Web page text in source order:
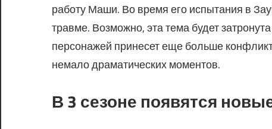
работу Маши. Во время его испытания в
травме. Возможно, эта тема будет
персонажей принесет еще больше
немало драматических моментов.
В 3 сезоне появятся